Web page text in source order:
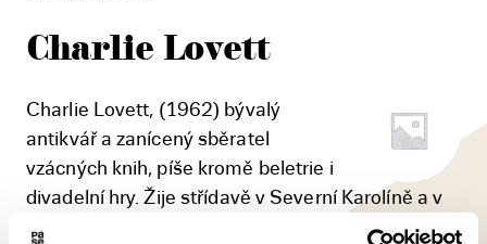
Charlie Lovett
Charlie Lovett, (1962) bývalý
antikvář a zanícený sběratel
vzácných knih, píše kromě beletrie i
divadelní hry. Žije střídavě v Severní Karolíně a v
anglickém Oxfordshire. Proslavil se románem